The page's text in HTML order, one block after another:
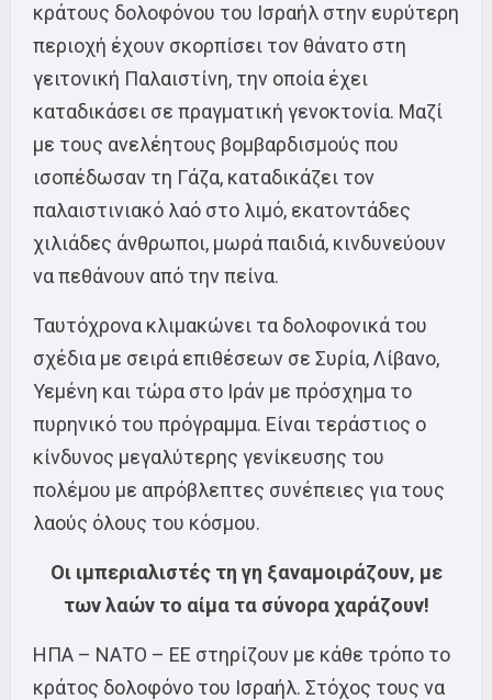
κράτους δολοφόνου του Ισραήλ στην ευρύτερη
περιοχή έχουν σκορπίσει τον θάνατο στη
γειτονική Παλαιστίνη, την οποία έχει
καταδικάσει σε πραγματική γενοκτονία. Μαζί
με τους ανελέητους βομβαρδισμούς που
ισοπέδωσαν τη Γάζα, καταδικάζει τον
παλαιστινιακό λαό στο λιμό, εκατοντάδες
χιλιάδες άνθρωποι, μωρά παιδιά, κινδυνεύουν
να πεθάνουν από την πείνα.
Ταυτόχρονα κλιμακώνει τα δολοφονικά του
σχέδια με σειρά επιθέσεων σε Συρία, Λίβανο,
Υεμένη και τώρα στο Ιράν με πρόσχημα το
πυρηνικό του πρόγραμμα. Είναι τεράστιος ο
κίνδυνος μεγαλύτερης γενίκευσης του
πολέμου με απρόβλεπτες συνέπειες για τους
λαούς όλους του κόσμου.
Οι ιμπεριαλιστές τη γη ξαναμοιράζουν, με
των λαών το αίμα τα σύνορα χαράζουν!
ΗΠΑ – ΝΑΤΟ – ΕΕ στηρίζουν με κάθε τρόπο το
κράτος δολοφόνο του Ισραήλ. Στόχος τους να